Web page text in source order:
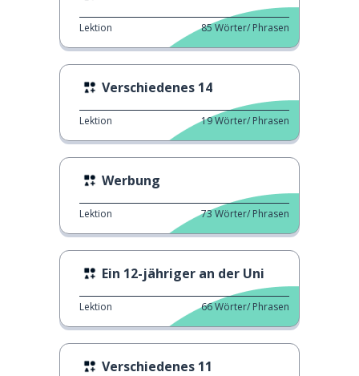
Lektion 85Wörter/ Phrasen
Verschiedenes 14
Lektion 19Wörter/ Phrasen
Werbung
Lektion 73Wörter/ Phrasen
Ein 12-jähriger an der Uni
Lektion 66Wörter/ Phrasen
Verschiedenes 11